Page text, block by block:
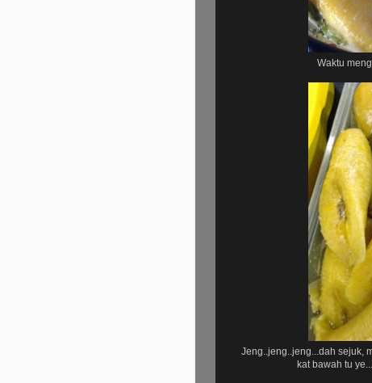
Waktu
Jeng..jeng..jeng...dah sejuk,
kat bawah tu